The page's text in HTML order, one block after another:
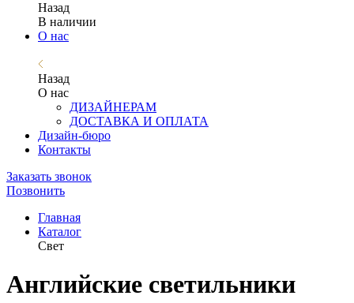
Назад
В наличии
О нас
Назад
О нас
ДИЗАЙНЕРАМ
ДОСТАВКА И ОПЛАТА
Дизайн-бюро
Контакты
Заказать звонок
Позвонить
Главная
Каталог
Свет
Английские светильники